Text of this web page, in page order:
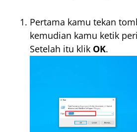
Pertama kamu tekan
kemudian kamu ketik
Setelah itu klik OK.